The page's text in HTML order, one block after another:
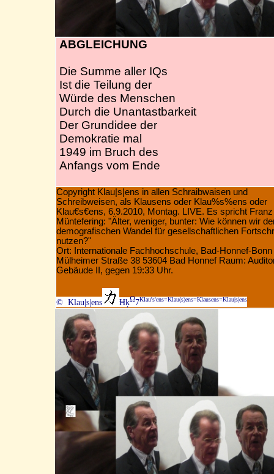
ABGLEICHUNG
Die Summe aller IQs
Ist die Teilung der
Würde des Menschen
Durch die Unantastbarkeit
Der Grundidee der
Demokratie mal
1949 im Bruch des
Anfangs vom Ende
Copyright Klau|s|ens in allen Schraibwaisen und
Schreibweisen, als Klausens oder Klau%s%ens oder
Klau€s€ens, 6.9.2010, Montag. LIVE. Es spricht Franz
Müntefering: "Älter, weniger, bunter: Wie können wir
demografischen Wandel für gesellschaftlichen
nutzen?"
Ort: Internationale Fachhochschule, Bad-Honnef-Bonn
Mülheimer Straße 38 53604 Bad Honnef Raum:
Gebäude II, gegen 19:33 Uhr.
© Klau|s|ens ĦķΩ7Klau's'ens=Klau(s)ens=Klausens=Klau|s|ens